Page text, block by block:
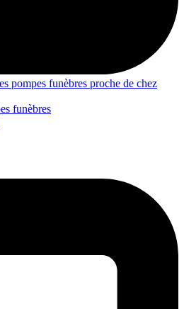
pompes funèbres proche de chez
funèbres